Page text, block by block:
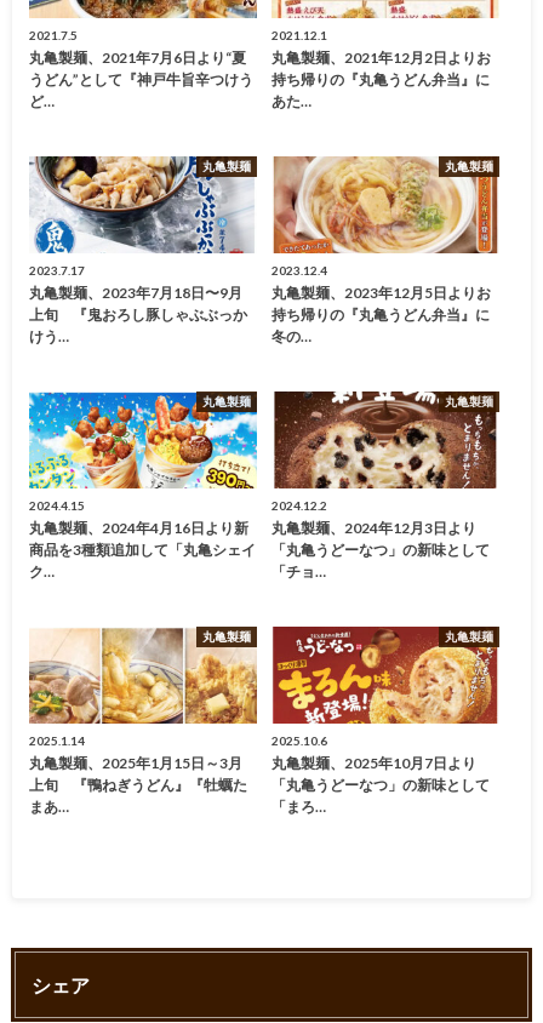
2021.7.5
丸亀製麺、2021年7月6日より“夏
うどん”として『神戸牛旨辛つけう
ど…
2021.12.1
丸亀製麺、2021年12月2日よりお
持ち帰りの『丸亀うどん弁当』に
あた…
丸亀製麺
2023.7.17
丸亀製麺、2023年7月18日〜9月
上旬 『鬼おろし豚しゃぶぶっか
けう…
丸亀製麺
2023.12.4
丸亀製麺、2023年12月5日よりお
持ち帰りの『丸亀うどん弁当』に
冬の…
丸亀製麺
2024.4.15
丸亀製麺、2024年4月16日より新
商品を3種類追加して「丸亀シェイ
ク…
丸亀製麺
2024.12.2
丸亀製麺、2024年12月3日より
「丸亀うどーなつ」の新味として
「チョ…
丸亀製麺
2025.1.14
丸亀製麺、2025年1月15日～3月
上旬 『鴨ねぎうどん』『牡蠣た
まあ…
丸亀製麺
2025.10.6
丸亀製麺、2025年10月7日より
「丸亀うどーなつ」の新味として
「まろ…
シェア